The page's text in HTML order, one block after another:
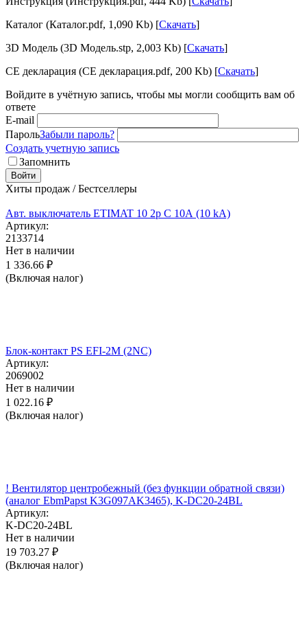
Каталог (Каталог.pdf, 1,090 Kb) [Скачать]
3D Модель (3D Модель.stp, 2,003 Kb) [Скачать]
CE декларация (CE декларация.pdf, 200 Kb) [Скачать]
Войдите в учётную запись, чтобы мы могли сообщить вам об
ответе
E-mail
ПарольЗабыли пароль?
Создать учетную запись
Запомнить
Войти
Хиты продаж / Бестселлеры
Авт. выключатель ETIMAT 10 2p C 10А (10 kA)
Артикул:
2133714
Нет в наличии
1 336.66 ₽
(Включая налог)
Блок-контакт PS EFI-2M (2NC)
Артикул:
2069002
Нет в наличии
1 022.16 ₽
(Включая налог)
! Вентилятор центробежный (без функции обратной связи)
(аналог EbmPapst K3G097AK3465), K-DC20-24BL
Артикул:
K-DC20-24BL
Нет в наличии
19 703.27 ₽
(Включая налог)